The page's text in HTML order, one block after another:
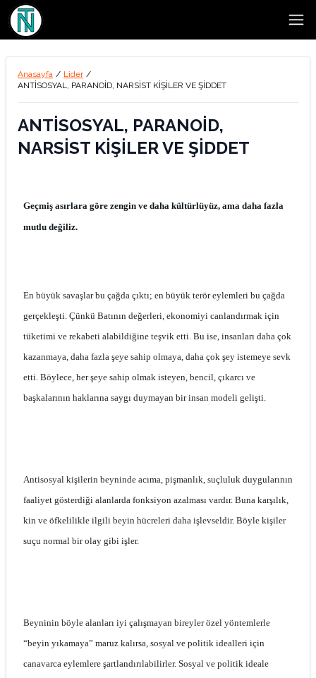
Anasayfa / Lider /
ANTİSOSYAL, PARANOİD, NARSİST KİŞİLER VE ŞİDDET
ANTİSOSYAL, PARANOİD,
NARSİST KİŞİLER VE ŞİDDET
Geçmiş asırlara göre zengin ve daha kültürlüyüz, ama daha fazla
mutlu değiliz.
En büyük savaşlar bu çağda çıktı; en büyük terör eylemleri bu çağda
gerçekleşti. Çünkü Batının değerleri, ekonomiyi canlandırmak için
tüketimi ve rekabeti alabildiğine teşvik etti. Bu ise, insanları daha çok
kazanmaya, daha fazla şeye sahip olmaya, daha çok şey istemeye sevk
etti. Böylece, her şeye sahip olmak isteyen, bencil, çıkarcı ve
başkalarının haklarına saygı duymayan bir insan modeli gelişti.
Antisosyal kişilerin beyninde acıma, pişmanlık, suçluluk duygularının
faaliyet gösterdiği alanlarda fonksiyon azalması vardır. Buna karşılık,
kin ve öfkelilikle ilgili beyin hücreleri daha işlevseldir. Böyle kişiler
suçu normal bir olay gibi işler.
Beyninin böyle alanları iyi çalışmayan bireyler özel yöntemlerle
“beyin yıkamaya” maruz kalırsa, sosyal ve politik idealleri için
canavarca eylemlere şartlandırılabilirler. Sosyal ve politik ideale